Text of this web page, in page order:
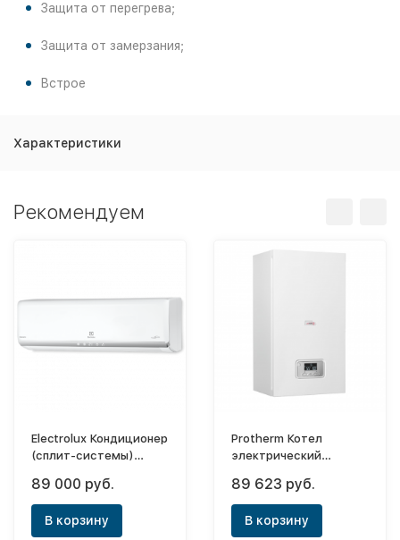
Защита от перегрева;
Защита от замерзания;
Встрое
Характеристики
Рекомендуем
Electrolux Кондиционер
(сплит-системы)
инверторного типа
89 000 руб.
В корзину
Protherm Котел
электрический
(Скат)
89 623 руб.
В корзину